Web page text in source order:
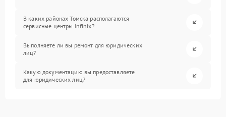
В каких районах Томска располагаются
сервисные центры Infinix?
Выполняете ли вы ремонт для юридических
лиц?
Какую документацию вы предоставляете
для юридических лиц?